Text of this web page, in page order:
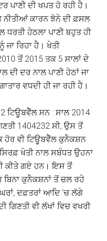
ਪਾਣੀ ਦੀ ਖਪਤ ਹੋ ਰਹੀ ਹੈ।
ਕਾਰਨ ਝੋਨੇ ਦੀ ਫ਼ਸਲ
ਧਰਤੀ ਹੇਠਲਾ ਪਾਣੀ ਬਹੁਤ ਹੀ
ਜਾ ਰਿਹਾ ਹੈ। ਖੇਤੀ
ਤੋਂ 2015 ਤਕ 5 ਸਾਲਾਂ ਦੇ
ਦੀ ਦਰ ਨਾਲ ਪਾਣੀ ਹੇਠਾਂ ਜਾ
ਵਧਦੀ ਹੀ ਜਾ ਰਹੀ ਹੈ।
ਟਿਊਬਵੈੱਲ ਸਨ : ਸਾਲ 2014
1404232 ਸੀ, ਉਸ ਤੋਂ
ਹੋਰ ਵੀ ਟਿਊਬਵੈੱਲ ਕੁਨੈਕਸ਼ਨ
ਖੇਤੀ ਨਾਲ ਸਬੰਧਤ ਉਹਨਾ
ਕੀਤੇ ਗਏ ਹਨ। ਇਸ ਤੋਂ
ਬਿਨਾ ਕੁਨੈਕਸ਼ਨਾਂ ਤੋਂ ਚਲ ਰਹੇ
ਦਫ਼ਤਰਾਂ ਆਦਿ ’ਚ ਲੱਗੇ
ਵੀ ਲੱਖਾਂ ਵਿਚ ਵਖਰੀ